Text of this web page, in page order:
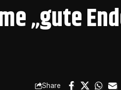
„gute
Share